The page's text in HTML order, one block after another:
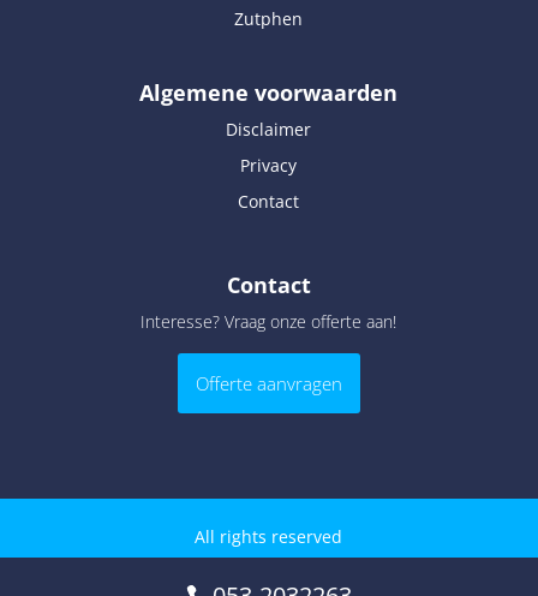
Zutphen
Algemene voorwaarden
Disclaimer
Privacy
Contact
Contact
Interesse? Vraag onze offerte aan!
Offerte aanvragen
All rights reserved